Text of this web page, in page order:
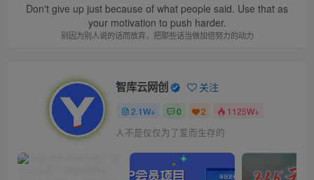
Don't give up just because of what people said. Use that as
your motivation to push harder.
别因为别人说的话而放弃，把那些话当做加倍努力的动力
智库云网创 关注
2.1W+ 0 2 1125W+
人不是仅仅为了爱而生存的